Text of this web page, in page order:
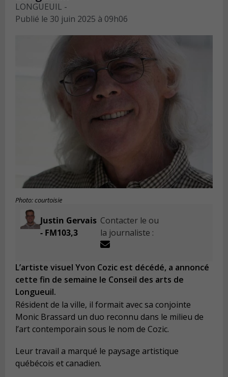
LONGUEUIL -
Publié le 30 juin 2025 à 09h06
Photo: courtoisie
Justin Gervais
- FM103,3
Contacter le ou
la journaliste :
L’artiste visuel Yvon Cozic est décédé, a annoncé
cette fin de semaine le Conseil des arts de
Longueuil.
Résident de la ville, il formait avec sa conjointe
Monic Brassard un duo reconnu dans le milieu de
l’art contemporain sous le nom de Cozic.
Leur travail a marqué le paysage artistique
québécois et canadien.